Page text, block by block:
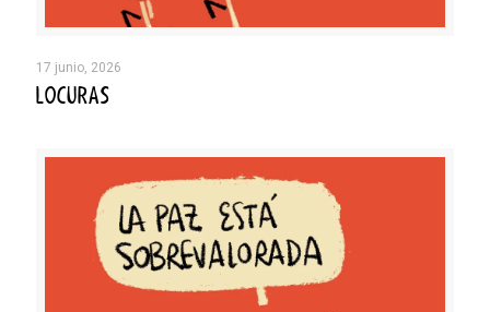
17 junio, 2026
LOCURAS